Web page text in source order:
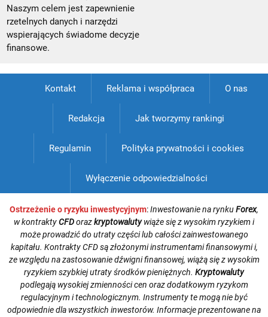
Naszym celem jest zapewnienie
rzetelnych danych i narzędzi
wspierających świadome decyzje
finansowe.
Kontakt Reklama i współpraca O nas
Redakcja Jak tworzymy rankingi
Regulamin Polityka prywatności i cookies
Wyłączenie odpowiedzialności
Ostrzeżenie o ryzyku inwestycyjnym:Inwestowanie na rynkuForex,
w kontraktyCFDorazkryptowalutywiąże się z wysokim ryzykiem i
może prowadzić do utraty części lub całości zainwestowanego
kapitału. Kontrakty CFD są złożonymi instrumentami finansowymi i,
ze względu na zastosowanie dźwigni finansowej, wiążą się z wysokim
ryzykiem szybkiej utraty środków pieniężnych. Kryptowaluty
podlegają wysokiej zmienności cen oraz dodatkowym ryzykom
regulacyjnym i technologicznym. Instrumenty te mogą nie być
odpowiednie dla wszystkich inwestorów. Informacje prezentowane na